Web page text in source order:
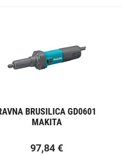
BRUSILICA GD0601
MAKITA
97,84 €